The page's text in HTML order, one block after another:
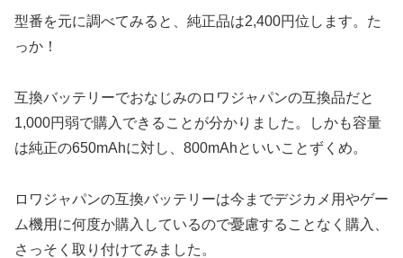
型番を元に調べてみると、純正品は2,400円位します。た
っか！
互換バッテリーでおなじみのロワジャパンの互換品だと
1,000円弱で購入できることが分かりました。しかも容量
は純正の650mAhに対し、800mAhといいことずくめ。
ロワジャパンの互換バッテリーは今までデジカメ用やゲー
ム機用に何度か購入しているので憂慮することなく購入、
さっそく取り付けてみました。